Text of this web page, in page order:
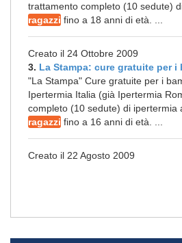
trattamento completo (10 sedute)
ragazzi fino a 18 anni di età. ...
Creato il 24 Ottobre 2009
3. La Stampa: cure gratuite per i
"La Stampa" Cure gratuite per i
Ipertermia Italia (già Ipertermia
completo (10 sedute) di ipertermia
ragazzi fino a 16 anni di età. ...
Creato il 22 Agosto 2009